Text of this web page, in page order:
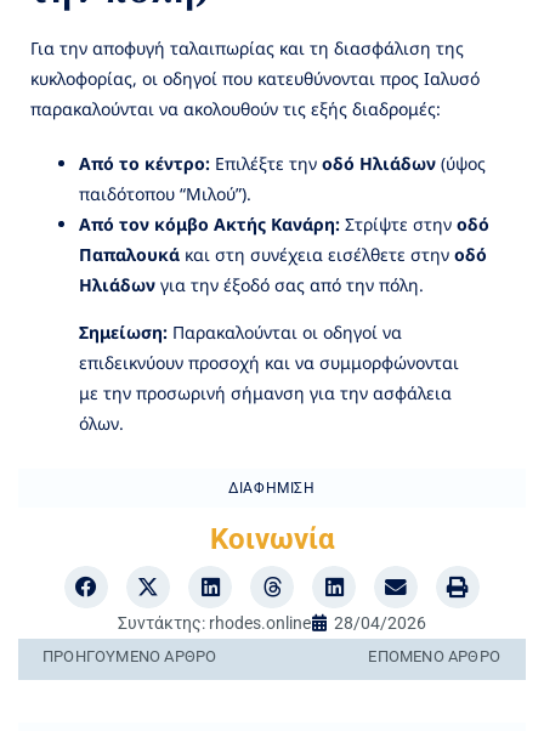
Για την αποφυγή ταλαιπωρίας και τη διασφάλιση της
κυκλοφορίας, οι οδηγοί που κατευθύνονται προς Ιαλυσό
παρακαλούνται να ακολουθούν τις εξής διαδρομές:
Από το κέντρο: Επιλέξτε την οδό Ηλιάδων (ύψος
παιδότοπου “Μιλού”).
Από τον κόμβο Ακτής Κανάρη: Στρίψτε στην οδό
Παπαλουκά και στη συνέχεια εισέλθετε στην οδό
Ηλιάδων για την έξοδό σας από την πόλη.
Σημείωση: Παρακαλούνται οι οδηγοί να
επιδεικνύουν προσοχή και να συμμορφώνονται
με την προσωρινή σήμανση για την ασφάλεια
όλων.
ΔΙΑΦΉΜΙΣΗ
Κοινωνία
Συντάκτης: rhodes.online 28/04/2026
ΠΡΟΗΓΟΎΜΕΝO ΆΡΘΡΟ ΕΠΌΜΕΝΟ ΆΡΘΡΟ